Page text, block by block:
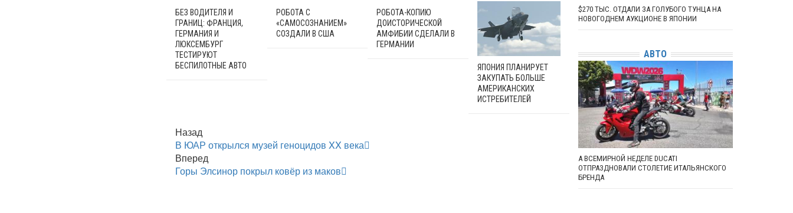
БЕЗ ВОДИТЕЛЯ И
ГРАНИЦ: ФРАНЦИЯ,
ГЕРМАНИЯ И
ЛЮКСЕМБУРГ
ТЕСТИРУЮТ
БЕСПИЛОТНЫЕ АВТО
РОБОТА С
«САМОСОЗНАНИЕМ»
СОЗДАЛИ В США
РОБОТА-КОПИЮ
ДОИСТОРИЧЕСКОЙ
АМФИБИИ СДЕЛАЛИ В
ГЕРМАНИИ
ЯПОНИЯ ПЛАНИРУЕТ
ЗАКУПАТЬ БОЛЬШЕ
АМЕРИКАНСКИХ
ИСТРЕБИТЕЛЕЙ
Назад
В ЮАР открылся музей геноцидов XX века
Вперед
Горы Элсинор покрыл ковёр из маков
$270 ТЫС. ОТДАЛИ ЗА ГОЛУБОГО ТУНЦА НА
НОВОГОДНЕМ АУКЦИОНЕ В ЯПОНИИ
АВТО
А ВСЕМИРНОЙ НЕДЕЛЕ DUCATI
ОТПРАЗДНОВАЛИ СТОЛЕТИЕ ИТАЛЬЯНСКОГО
БРЕНДА